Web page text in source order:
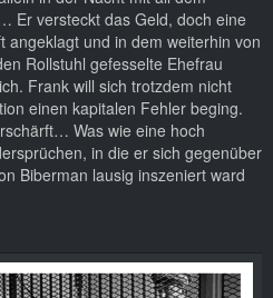
Er versteckt das Geld, doch eine
angeklagt und in dem weiterhin von
Rollstuhl gefesselte Ehefrau
Frank will sich trotzdem nicht
einen kapitalen Fehler beging.
Was wie eine hoch
in die er sich gegenüber
Biberman lausig inszeniert ward